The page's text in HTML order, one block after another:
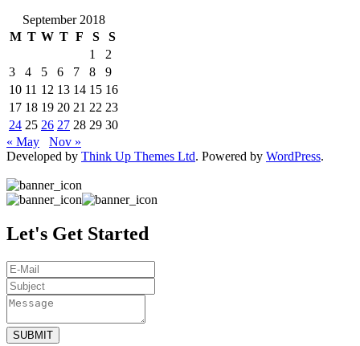
September 2018
M T W T F S
S
1
2
3
4 5 6 7 8
9
10 11 12 13 14 15 16
17 18 19 20 21 22 23
24 25 26 27 28 29 30
« May
Nov »
Developed by Think Up Themes Ltd. Powered by WordPress.
Let's Get Started